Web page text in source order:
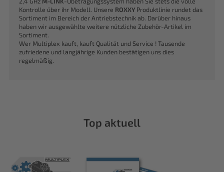
Kontrolle über ihr Modell. Unsere ROXXY Produktlinie rundet das
Sortiment im Bereich der Antriebstechnik ab. Darüber hinaus
haben wir ausgewählte weitere nützliche Zubehör-Artikel im
Sortiment.
Wer Multiplex kauft, kauft Qualität und Service ! Tausende
zufriedene und langjährige Kunden bestätigen uns dies
regelmäßig.
Top aktuell